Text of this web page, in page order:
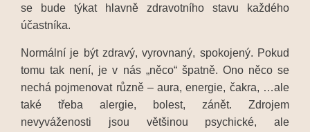
se bude týkat hlavně zdravotního stavu každého
účastníka.
Normální je být zdravý, vyrovnaný, spokojený. Pokud
tomu tak není, je v nás „něco“ špatně. Ono něco se
nechá pojmenovat různě – aura, energie, čakra, …ale
také třeba alergie, bolest, zánět. Zdrojem
nevyváženosti jsou většinou psychické, ale